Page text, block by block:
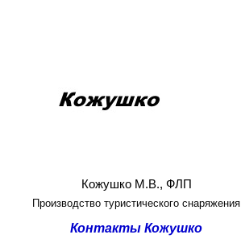
Кожушко М.В., ФЛП
Производство туристического снаряжения
Контакты Кожушко